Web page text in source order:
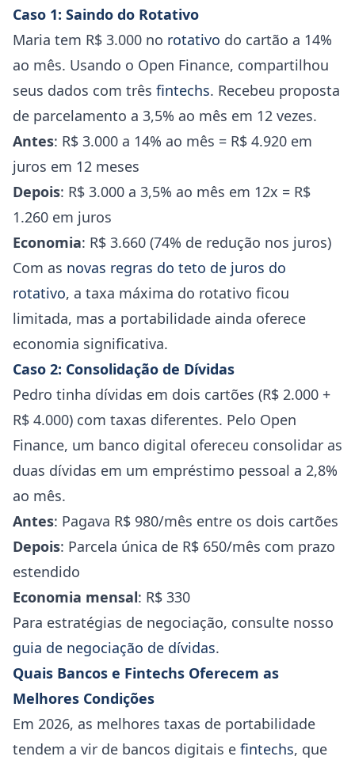
Caso 1: Saindo do Rotativo
Maria tem R$ 3.000 no rotativo do cartão a 14%
ao mês. Usando o Open Finance, compartilhou
seus dados com três fintechs. Recebeu proposta
de parcelamento a 3,5% ao mês em 12 vezes.
Antes: R$ 3.000 a 14% ao mês = R$ 4.920 em
juros em 12 meses
Depois: R$ 3.000 a 3,5% ao mês em 12x = R$
1.260 em juros
Economia: R$ 3.660 (74% de redução nos juros)
Com as novas regras do teto de juros do
rotativo, a taxa máxima do rotativo ficou
limitada, mas a portabilidade ainda oferece
economia significativa.
Caso 2: Consolidação de Dívidas
Pedro tinha dívidas em dois cartões (R$ 2.000 +
R$ 4.000) com taxas diferentes. Pelo Open
Finance, um banco digital ofereceu consolidar as
duas dívidas em um empréstimo pessoal a 2,8%
ao mês.
Antes: Pagava R$ 980/mês entre os dois cartões
Depois: Parcela única de R$ 650/mês com prazo
estendido
Economia mensal: R$ 330
Para estratégias de negociação, consulte nosso
guia de negociação de dívidas.
Quais Bancos e Fintechs Oferecem as
Melhores Condições
Em 2026, as melhores taxas de portabilidade
tendem a vir de bancos digitais e fintechs, que